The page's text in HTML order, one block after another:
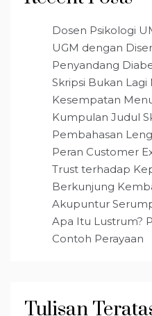
Dosen Psikologi
UGM dengan
Penyandang
Skripsi Bukan Lagi
Kesempatan
Kumpulan Judul
Pembahasan
Peran Customer
Trust terhadap
Berkunjung
Akupuntur
Apa Itu Lustrum?
Contoh Perayaan
Tulisan